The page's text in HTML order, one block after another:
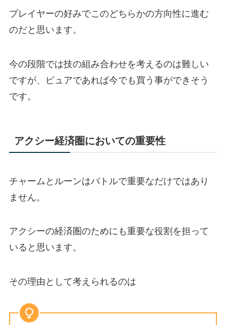
プレイヤーの好みでこのどちらかの方向性に進む
のだと思います。
今の段階では技の組み合わせを考えるのは難しい
ですが、ピュアであれば今でも買う事ができそう
です。
アクシー経済圏においての重要性
チャームとルーンはバトルで重要なだけではあり
ません。
アクシーの経済圏のためにも重要な役割を担って
いると思います。
その理由として考えられるのは